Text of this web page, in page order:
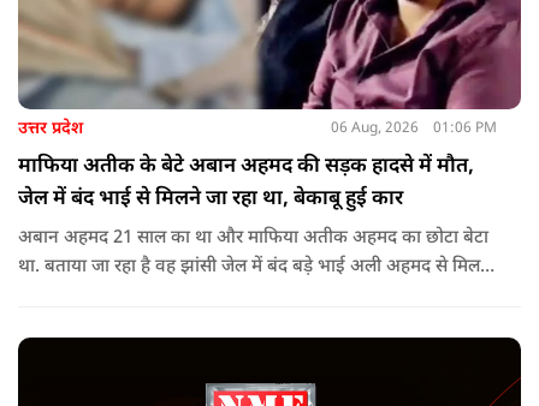
उत्तर प्रदेश 06 Aug, 2026 01:06 PM
माफिया अतीक के बेटे अबान अहमद की सड़क हादसे में मौत,
जेल में बंद भाई से मिलने जा रहा था, बेकाबू हुई कार
अबान अहमद 21 साल का था और माफिया अतीक अहमद का छोटा बेटा
था. बताया जा रहा है वह झांसी जेल में बंद बड़े भाई अली अहमद से मिलने